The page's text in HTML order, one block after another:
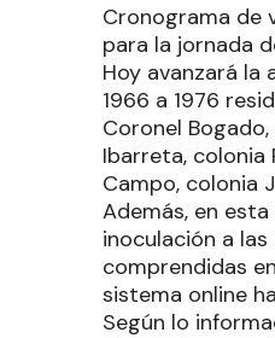
Cronograma de
para la jornada
Hoy avanzará la
1966 a 1976
Coronel
Ibarreta, colonia
Campo, colonia
Además, en
inoculación a
comprendidas
sistema online
Según lo